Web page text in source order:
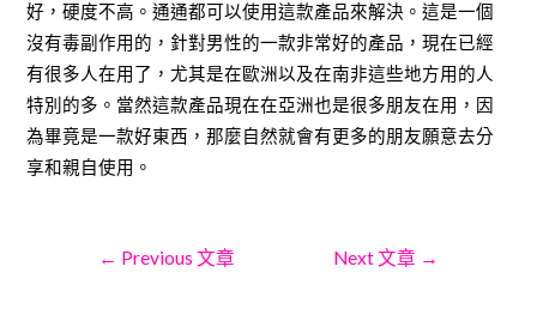
好，硬度不高。通通都可以使用這款產品來解決。這是一個
沒有毒副作用的，針對男性的一款非常好的產品，現在已經
有很多人在用了，尤其是在歐洲以及在南非這些地方用的人
特別的多。當然這款產品現在在亞洲也是很多朋友在用，因
為畢竟是一款好東西，那麼自然就會有更多的朋友願意去分
享和親自使用。
文
← Previous 文章 Next 文章 →